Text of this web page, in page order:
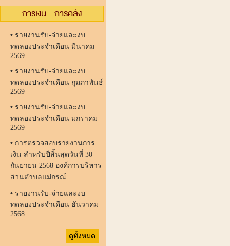
การเงิน - การคลัง
• รายงานรับ-จ่ายและงบ
ทดลองประจำเดือน มีนาคม
2569
• รายงานรับ-จ่ายและงบ
ทดลองประจำเดือน กุมภาพันธ์
2569
• รายงานรับ-จ่ายและงบ
ทดลองประจำเดือน มกราคม
2569
• การตรวจสอบรายงานการ
เงิน สำหรับปีสิ้นสุดวันที่ 30
กันยายน 2568 องค์การบริหาร
ส่วนตำบลแม่กรณ์
• รายงานรับ-จ่ายและงบ
ทดลองประจำเดือน ธันวาคม
2568
ดูทั้งหมด